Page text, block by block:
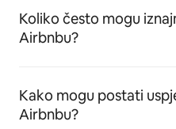
Koliko često mogu
Airbnbu?
Kako mogu postati
Airbnbu?